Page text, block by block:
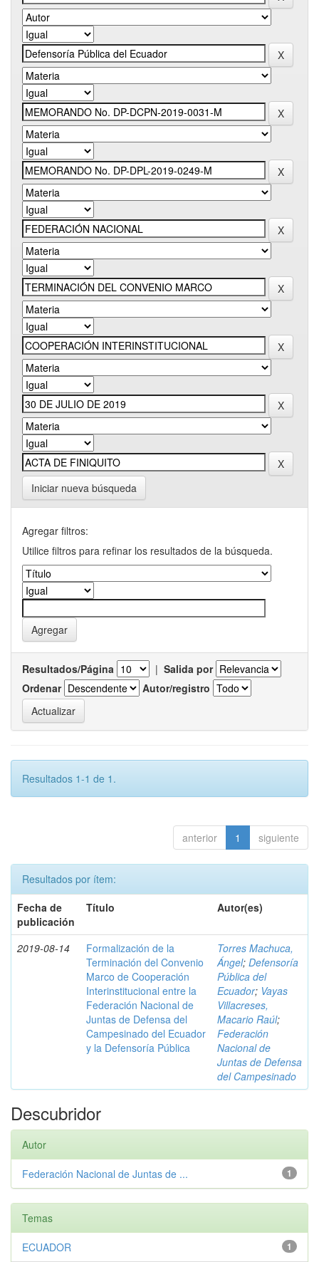
Iniciar nueva búsqueda
Agregar filtros:
Utilice filtros para refinar los resultados de la búsqueda.
Resultados/Página | Salida por
Ordenar
Autor/registro
Resultados 1-1 de 1.
anterior 1 siguiente
Resultados por ítem:
Fecha de
publicación
Título Autor(es)
2019-08-14
Formalización de la
Terminación del Convenio
Marco de Cooperación
Interinstitucional entre la
Federación Nacional de
Juntas de Defensa del
Campesinado del Ecuador
y la Defensoría Pública
Torres Machuca,
Ángel; Defensoría
Pública del
Ecuador; Vayas
Villacreses,
Macario Raúl;
Federación
Nacional de
Juntas de Defensa
del Campesinado
Descubridor
Autor
1
Federación Nacional de Juntas de ...
Temas
1
ECUADOR